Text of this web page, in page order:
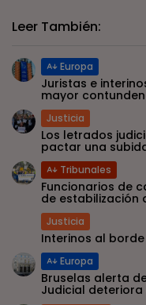
Leer También:
Europa
Juristas e
mayor
Justicia
Los letrados
pactar una
Tribunales
Funcionarios de
de estabilización
Justicia
Interinos al
Europa
Bruselas alerta
Judicial deteriora